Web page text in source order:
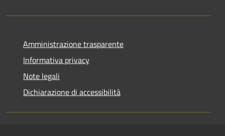
Amministrazione trasparente
Informativa privacy
Note legali
Dichiarazione di accessibilità